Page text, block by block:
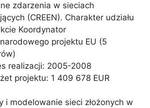
zdarzenia w sieciach
(CREEN). Charakter udziału
Koordynator
projektu EU (5
realizacji: 2005-2008
projektu: 1 409 678 EUR
i modelowanie sieci złożonych w